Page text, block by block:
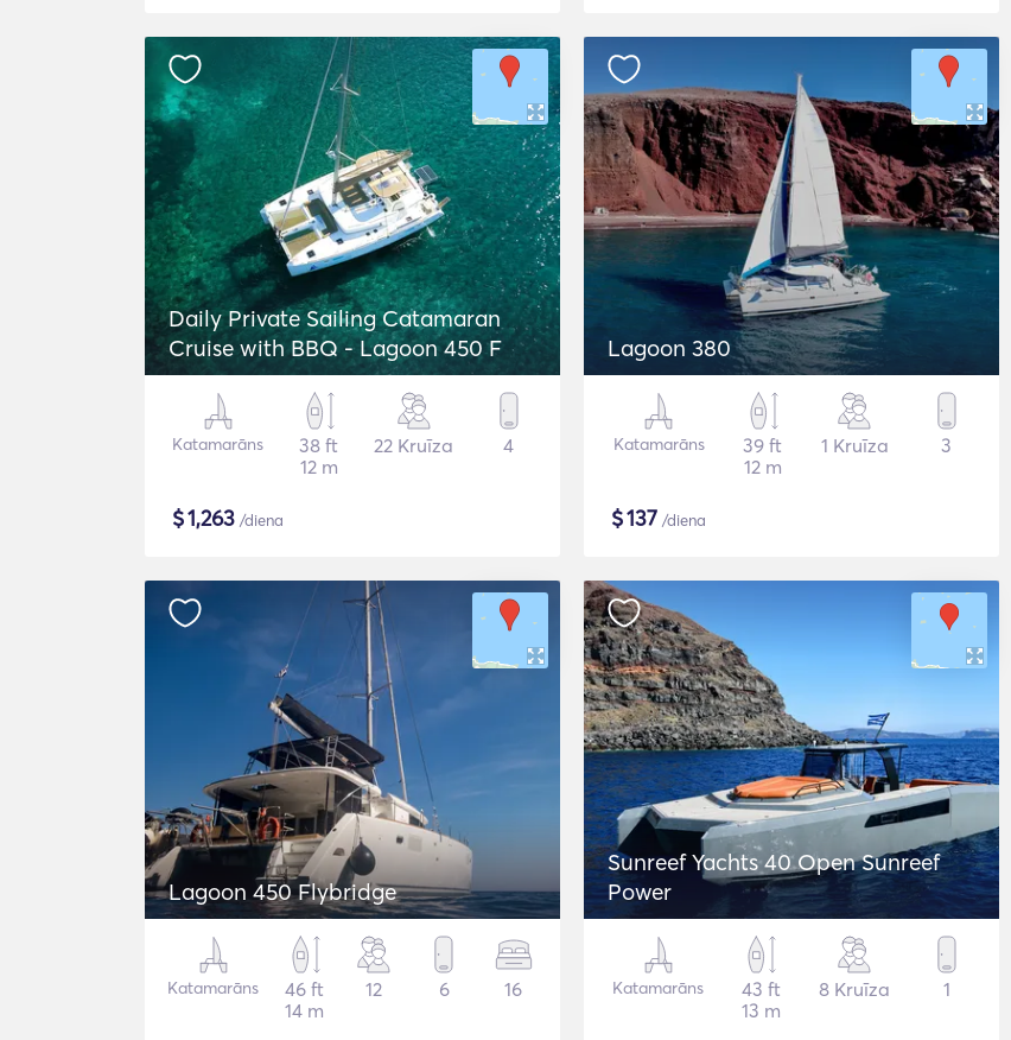
Daily Private Sailing Catamaran
Cruise with BBQ - Lagoon 450 F
Katamarāns
38 ft
12 m
22 Kruīza 4
$1,263 /diena
Lagoon 380
Katamarāns
39 ft
12 m
1 Kruīza 3
$137 /diena
Lagoon 450 Flybridge
Katamarāns
46 ft
14 m
12 6 16
Sunreef Yachts 40 Open Sunreef
Power
Katamarāns
43 ft
13 m
8 Kruīza 1